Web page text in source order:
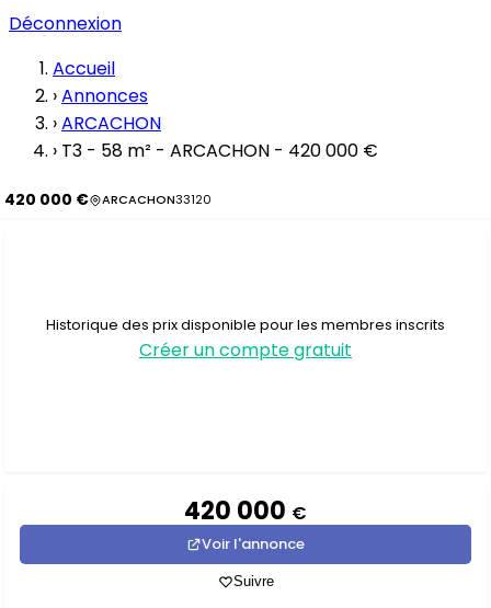
Déconnexion
Accueil
›Annonces
›ARCACHON
› T3 - 58 m² - ARCACHON - 420 000 €
420 000 € ARCACHON33120
Historique des prix disponible pour les membres inscrits
Créer un compte gratuit
420 000 €
Voir l'annonce
Suivre